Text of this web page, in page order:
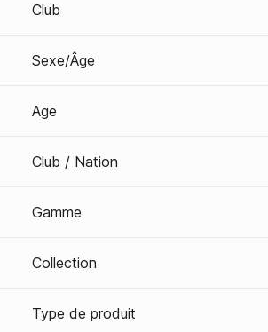
Club
Sexe/Âge
Age
Club / Nation
Gamme
Collection
Type de produit